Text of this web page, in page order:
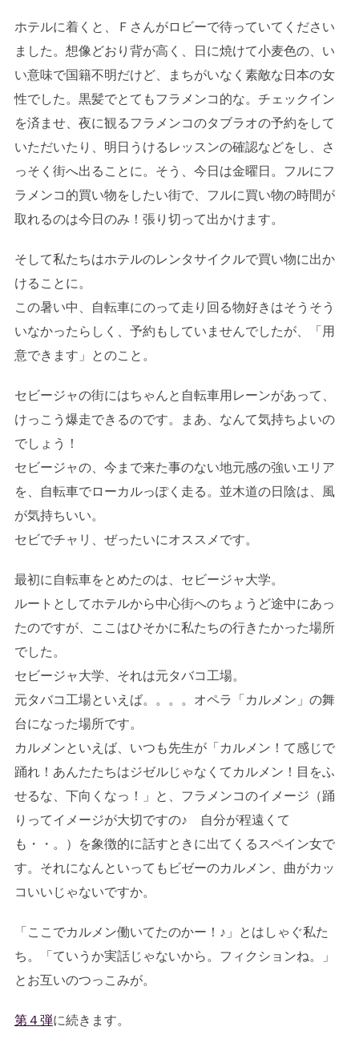
ホテルに着くと、Ｆさんがロビーで待っていてください
ました。想像どおり背が高く、日に焼けて小麦色の、い
い意味で国籍不明だけど、まちがいなく素敵な日本の女
性でした。黒髪でとてもフラメンコ的な。チェックイン
を済ませ、夜に観るフラメンコのタブラオの予約をして
いただいたり、明日うけるレッスンの確認などをし、さ
っそく街へ出ることに。そう、今日は金曜日。フルにフ
ラメンコ的買い物をしたい街で、フルに買い物の時間が
取れるのは今日のみ！張り切って出かけます。
そして私たちはホテルのレンタサイクルで買い物に出か
けることに。
この暑い中、自転車にのって走り回る物好きはそうそう
いなかったらしく、予約もしていませんでしたが、「用
意できます」とのこと。
セビージャの街にはちゃんと自転車用レーンがあって、
けっこう爆走できるのです。まあ、なんて気持ちよいの
でしょう！
セビージャの、今まで来た事のない地元感の強いエリア
を、自転車でローカルっぽく走る。並木道の日陰は、風
が気持ちいい。
セビでチャリ、ぜったいにオススメです。
最初に自転車をとめたのは、セビージャ大学。
ルートとしてホテルから中心街へのちょうど途中にあっ
たのですが、ここはひそかに私たちの行きたかった場所
でした。
セビージャ大学、それは元タバコ工場。
元タバコ工場といえば。。。。オペラ「カルメン」の舞
台になった場所です。
カルメンといえば、いつも先生が「カルメン！て感じで
踊れ！あんたたちはジゼルじゃなくてカルメン！目をふ
せるな、下向くなっ！」と、フラメンコのイメージ（踊
りってイメージが大切ですの♪ 自分が程遠くて
も・・。）を象徴的に話すときに出てくるスペイン女で
す。それになんといってもビゼーのカルメン、曲がカッ
コいいじゃないですか。
「ここでカルメン働いてたのかー！♪」とはしゃぐ私た
ち。「ていうか実話じゃないから。フィクションね。」
とお互いのつっこみが。
第４弾に続きます。